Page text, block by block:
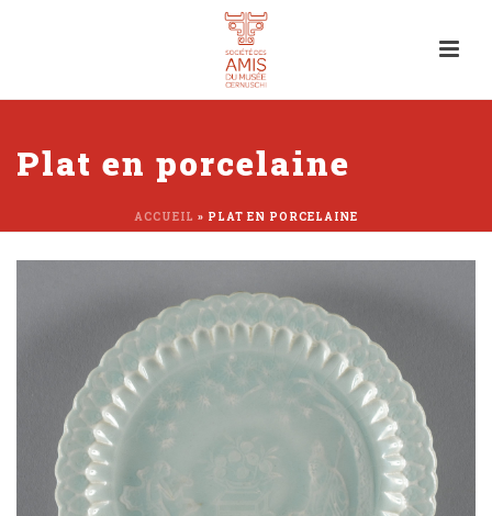
Plat en porcelaine
ACCUEIL » PLAT EN PORCELAINE